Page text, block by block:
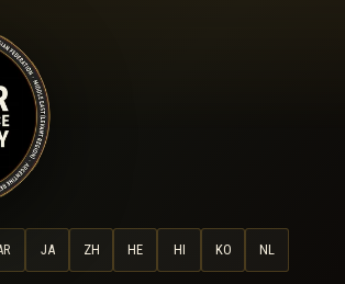
JA ZH HE HI KO NL